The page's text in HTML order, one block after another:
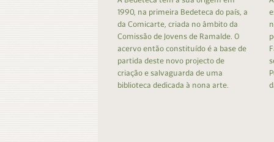
1990, na primeira Bedeteca do país, a
da Comicarte, criada no âmbito da
Comissão de Jovens de Ramalde. O
acervo então constituído é a base de
partida deste novo projecto de
criação e salvaguarda de uma
biblioteca dedicada à nona arte.